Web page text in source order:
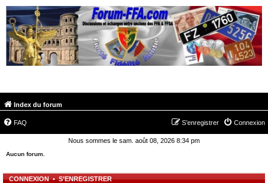
Index du forum
FAQ Connexion
S’enregistrer
Nous sommes le sam. août 08, 2026 8:34 pm
Aucun forum.
CONNEXION•S’ENREGISTRER